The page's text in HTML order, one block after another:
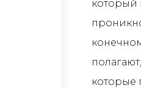
который
которые